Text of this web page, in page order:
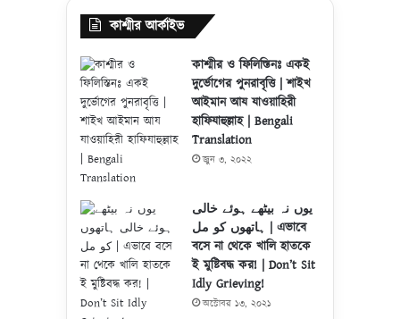
কাশ্মীর আর্কাইভ
কাশ্মীর ও ফিলিস্তিনঃ একই
দুর্ভোগের পুনরাবৃত্তি | শাইখ
আইমান আয যাওয়াহিরী
হাফিযাহুল্লাহ | Bengali
Translation
জুন ৩, ২০২২
یوں نہ بیٹھے ہوئے خالی
ہاتھوں کو مل | এভাবে
বসে না থেকে খালি হাতকে
ই মুষ্টিবদ্ধ কর! | Don’t Sit
Idly Grieving!
অক্টোবর ১৩, ২০২১